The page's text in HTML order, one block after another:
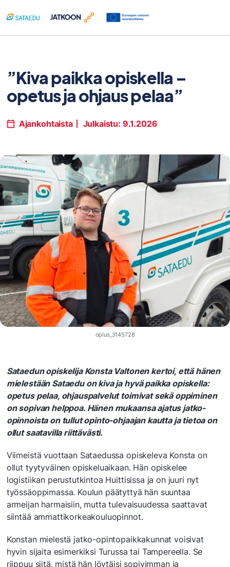
sisältöön
”Kiva paikka opiskella –
opetus ja ohjaus pelaa”
Ajankohtaista Julkaistu: 9.1.2026
oplus_3145728
Sataedun opiskelija Konsta Valtonen kertoi, että hänen
mielestään Sataedu on kiva ja hyvä paikka opiskella:
opetus pelaa, ohjauspalvelut toimivat sekä oppiminen
on sopivan helppoa. Hänen mukaansa ajatus jatko-
opinnoista on tullut opinto-ohjaajan kautta ja tietoa on
ollut saatavilla riittävästi.
Viimeistä vuottaan Sataedussa opiskeleva Konsta on
ollut tyytyväinen opiskeluaikaan. Hän opiskelee
logistiikan perustutkintoa Huittisissa ja on juuri nyt
työssäoppimassa. Koulun päätyttyä hän suuntaa
armeijan harmaisiin, mutta tulevaisuudessa saattavat
siintää ammattikorkeakouluopinnot.
Konstan mielestä jatko-opintopaikkakunnat voisivat
hyvin sijaita esimerkiksi Turussa tai Tampereella. Se
riippuu siitä, mistä hän löytäisi sopivimman ja